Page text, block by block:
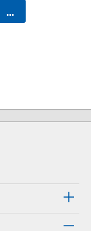
카트에 담기